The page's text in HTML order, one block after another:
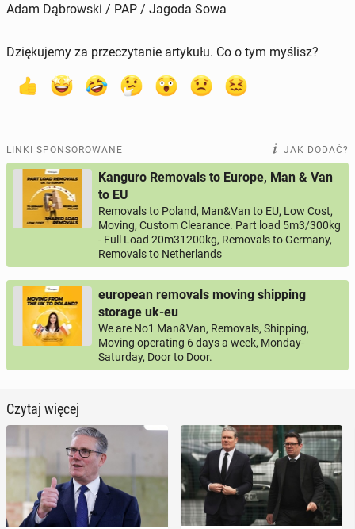
Adam Dąbrowski / PAP / Jagoda Sowa
Dziękujemy za przeczytanie artykułu. Co o tym myślisz?
LINKI SPONSOROWANE JAK DODAĆ?
Kanguro Removals to Europe, Man & Van
to EU
Removals to Poland, Man&Van to EU, Low Cost,
Moving, Custom Clearance. Part load 5m3/300kg
- Full Load 20m31200kg, Removals to Germany,
Removals to Netherlands
european removals moving shipping
storage uk-eu
We are No1 Man&Van, Removals, Shipping,
Moving operating 6 days a week, Monday-
Saturday, Door to Door.
Czytaj więcej